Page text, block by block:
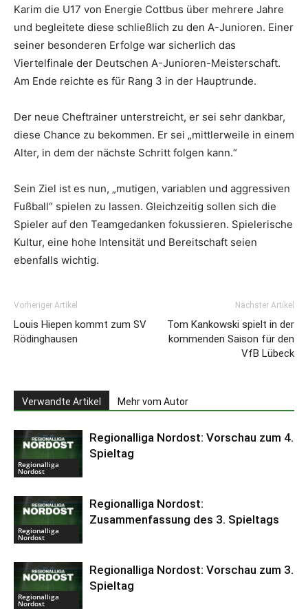
Karim die U17 von Energie Cottbus über mehrere Jahre
und begleitete diese schließlich zu den A-Junioren. Einer
seiner besonderen Erfolge war sicherlich das
Viertelfinale der Deutschen A-Junioren-Meisterschaft.
Am Ende reichte es für Rang 3 in der Hauptrunde.
Der neue Cheftrainer unterstreicht, er sei sehr dankbar,
diese Chance zu bekommen. Er sei „mittlerweile in einem
Alter, in dem der nächste Schritt folgen kann.“
Sein Ziel ist es nun, „mutigen, variablen und aggressiven
Fußball“ spielen zu lassen. Gleichzeitig sollen sich die
Spieler auf den Teamgedanken fokussieren. Spielerische
Kultur, eine hohe Intensität und Bereitschaft seien
ebenfalls wichtig.
Vorheriger Artikel
Louis Hiepen kommt zum SV
Rödinghausen
Nächster Artikel
Tom Kankowski spielt in der
kommenden Saison für den
VfB Lübeck
Verwandte Artikel Mehr vom Autor
Regionalliga
Nordost
Regionalliga Nordost: Vorschau zum 4.
Spieltag
Regionalliga
Nordost
Regionalliga Nordost:
Zusammenfassung des 3. Spieltags
Regionalliga
Nordost
Regionalliga Nordost: Vorschau zum 3.
Spieltag